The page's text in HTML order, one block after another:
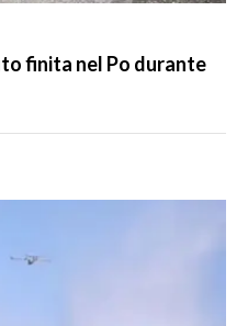
finita nel Po durante